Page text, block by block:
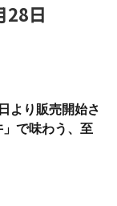
28日
より販売開始さ
で味わう、至